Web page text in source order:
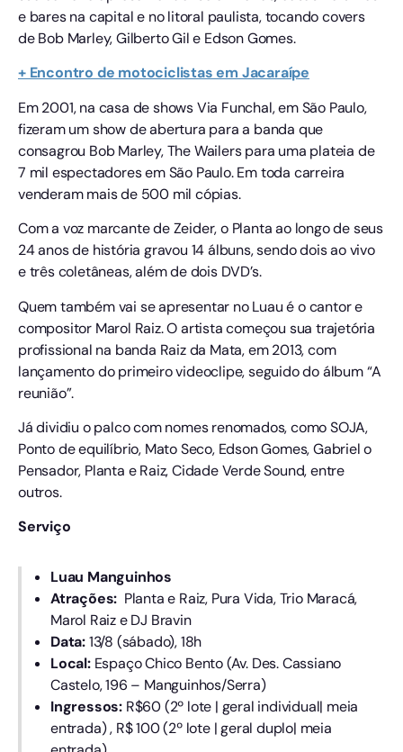
e bares na capital e no litoral paulista, tocando covers
de Bob Marley, Gilberto Gil e Edson Gomes.
+ Encontro de motociclistas em Jacaraípe
Em 2001, na casa de shows Via Funchal, em São Paulo,
fizeram um show de abertura para a banda que
consagrou Bob Marley, The Wailers para uma plateia de
7 mil espectadores em São Paulo. Em toda carreira
venderam mais de 500 mil cópias.
Com a voz marcante de Zeider, o Planta ao longo de seus
24 anos de história gravou 14 álbuns, sendo dois ao vivo
e três coletâneas, além de dois DVD’s.
Quem também vai se apresentar no Luau é o cantor e
compositor Marol Raiz. O artista começou sua trajetória
profissional na banda Raiz da Mata, em 2013, com
lançamento do primeiro videoclipe, seguido do álbum “A
reunião”.
Já dividiu o palco com nomes renomados, como SOJA,
Ponto de equilíbrio, Mato Seco, Edson Gomes, Gabriel o
Pensador, Planta e Raiz, Cidade Verde Sound, entre
outros.
Serviço
Luau Manguinhos
Atrações: Planta e Raiz, Pura Vida, Trio Maracá,
Marol Raiz e DJ Bravin
Data:13/8 (sábado), 18h
Local:Espaço Chico Bento (Av. Des. Cassiano
Castelo, 196 – Manguinhos/Serra)
Ingressos: R$60 (2º lote | geral individual| meia
entrada) , R$ 100 (2º lote | geral duplo| meia